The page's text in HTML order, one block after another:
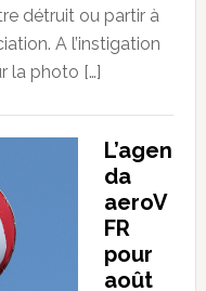
détruit ou partir à
A l’instigation
la photo […]
L’agen
da
aeroV
FR
pour
août